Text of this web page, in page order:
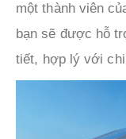
một thành viên
bạn sẽ được hỗ
tiết, hợp lý với